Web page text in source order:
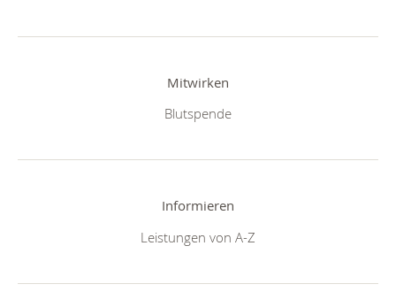
Mitwirken
Blutspende
Informieren
Leistungen von A-Z